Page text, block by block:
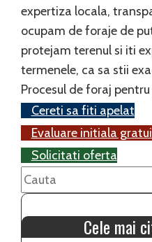
expertiza locala,
ocupam de foraje de
protejam terenul si iti
termenele, ca sa stii
Procesul de foraj
Cereti sa fiti apelat
Evaluare initiala
Solicitati oferta
Search
Cele mai